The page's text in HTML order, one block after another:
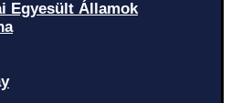
Egyesült Államok